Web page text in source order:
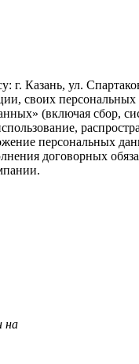
Казань, ул.
своих
(включая сбор,
персональных
договорных
на